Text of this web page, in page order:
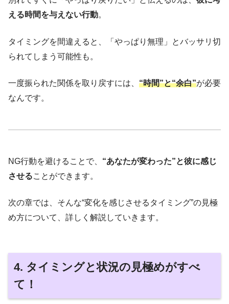
える時間を与えない行動。
タイミングを間違えると、「やっぱり無理」とバッサリ切
られてしまう可能性も。
一度振られた関係を取り戻すには、 “時間”と“余白”が必要
なんです。
NG行動を避けることで、 “あなたが変わった”と彼に感じ
させることができます。
次の章では、そんな“変化を感じさせるタイミング”の見極
め方について、詳しく解説していきます。
4. タイミングと状況の見極めがすべ
て！